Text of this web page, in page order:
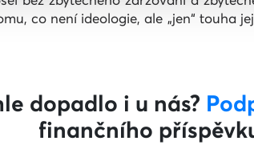
co není ideologie, ale „jen“ touha
dopadlo i u nás?
finančního